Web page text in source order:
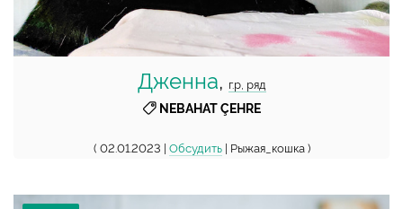
Дженна, г.р, ряд
NEBAHAT ÇEHRE
( 02.01.2023 | Обсудить| Рыжая_кошка )